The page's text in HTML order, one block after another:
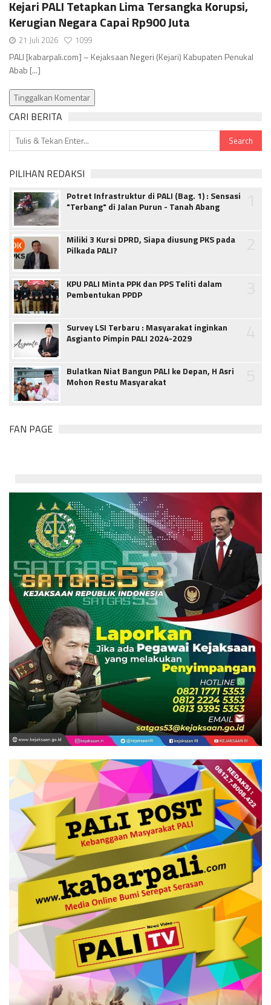
Kejari PALI Tetapkan Lima Tersangka Korupsi,
Kerugian Negara Capai Rp900 Juta
21 Juli 2026 1099
PALI [kabarpali.com] – Kejaksaan Negeri (Kejari) Kabupaten Penukal
Abab [...]
Tinggalkan Komentar
CARI BERITA
PILIHAN REDAKSI
Potret Infrastruktur di PALI (Bag. 1) : Sensasi
"Terbang" di Jalan Purun - Tanah Abang
Miliki 3 Kursi DPRD, Siapa diusung PKS pada
Pilkada PALI?
KPU PALI Minta PPK dan PPS Teliti dalam
Pembentukan PPDP
Survey LSI Terbaru : Masyarakat inginkan
Asgianto Pimpin PALI 2024-2029
Bulatkan Niat Bangun PALI ke Depan, H Asri
Mohon Restu Masyarakat
FAN PAGE